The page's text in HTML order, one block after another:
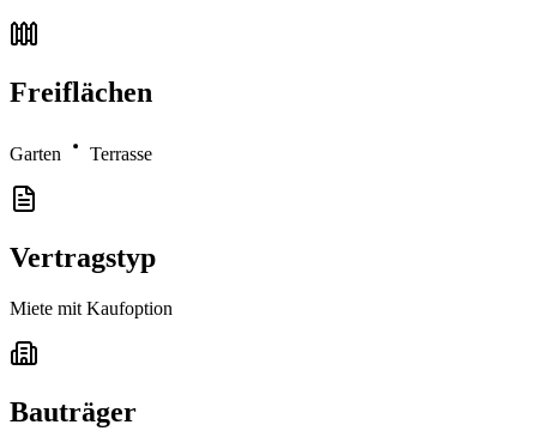
Freiflächen
Garten Terrasse
Vertragstyp
Miete mit Kaufoption
Bauträger